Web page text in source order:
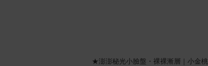
★澎澎秘光小臉盤・裸裸漸層｜小金桃